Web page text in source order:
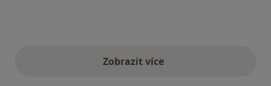
Zobrazit vícevýše uvedené názory